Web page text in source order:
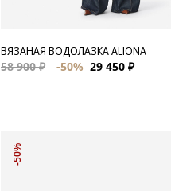
ВЯЗАНАЯ ВОДОЛАЗКА ALIONA
58 900 ₽
-50% 29 450 ₽
-50%